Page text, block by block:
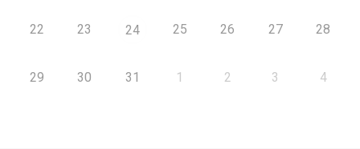
22 23 24 25 26 27 28
29 30 31 1 2 3 4